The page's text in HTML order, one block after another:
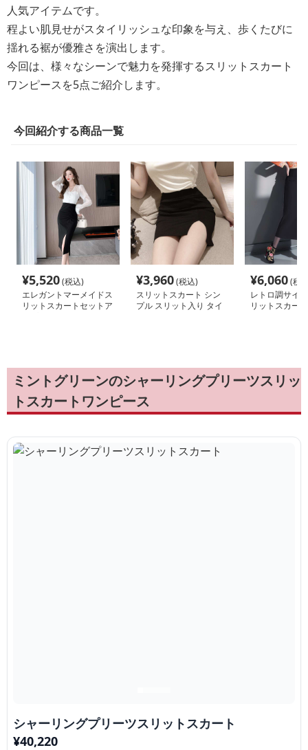
人気アイテムです。
程よい肌見せがスタイリッシュな印象を与え、歩くたびに
揺れる裾が優雅さを演出します。
今回は、様々なシーンで魅力を発揮するスリットスカート
ワンピースを5点ご紹介します。
今回紹介する商品一覧
¥5,520(税込)
エレガントマーメイドス
リットスカートセットア
¥3,960(税込)
スリットスカート シン
プル スリット入り タイ
¥6,060(税
レトロ調サイ
リットスカート
ミントグリーンのシャーリングプリーツスリッ
トスカートワンピース
シャーリングプリーツスリットスカート
¥40,220